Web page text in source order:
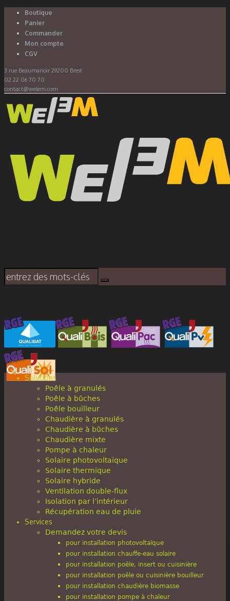
Boutique
Panier
Commander
Mon compte
CGV
3 rue Beaumanoir 29200 Brest
02 22 06 70 70
contact@welem.com
Solutions
Poêle à granulés
Poêle à bûches
Poêle bouilleur
Chaudière à granulés
Chaudière à bûches
Chaudière mixte
Pompe à chaleur
Solaire photovoltaïque
Solaire thermique
Solaire hybride
Ventilation double-flux
Isolation par l’intérieur
Récupération eau de pluie
Services
Demandez votre devis
pour installation photovoltaïque
pour installation chauffe-eau solaire
pour installation poêle, insert ou cuisinière
pour installation poêle ou cuisinière bouilleur
pour installation chaudière biomasse
pour installation pompe à chaleur